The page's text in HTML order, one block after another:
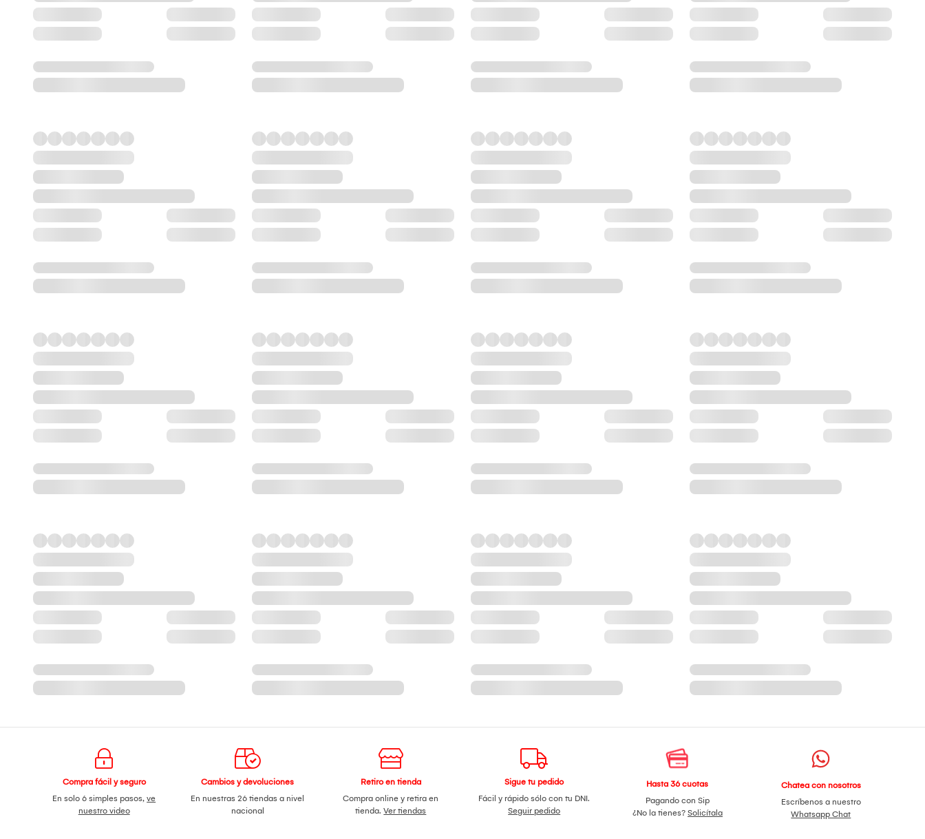
Compra fácil y seguro
En solo 6 simples pasos,ve
nuestro video
Cambios y devoluciones
En nuestras 26 tiendas a nivel
nacional
Retiro en tienda
Compra online y retira en
tienda.Ver tiendas
Sigue tu pedido
Fácil y rápido sólo con tu DNI.
Seguir pedido
Hasta 36 cuotas
Pagando con Sip
¿No la tienes? Solicítala
Chatea con nosotros
Escríbenos a nuestro
Whatsapp Chat